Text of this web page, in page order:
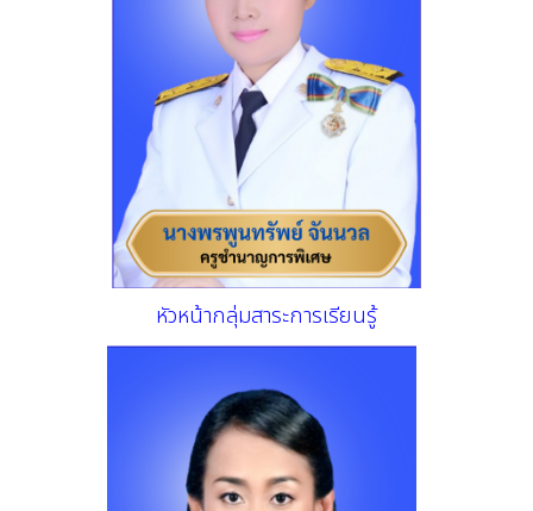
หัวหน้ากลุ่มสาระการเรียนรู้